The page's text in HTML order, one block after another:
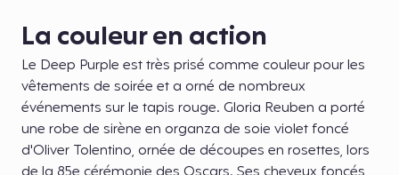
La couleur en action
Le Deep Purple est très prisé comme couleur pour les
vêtements de soirée et a orné de nombreux
événements sur le tapis rouge. Gloria Reuben a porté
une robe de sirène en organza de soie violet foncé
d'Oliver Tolentino, ornée de découpes en rosettes, lors